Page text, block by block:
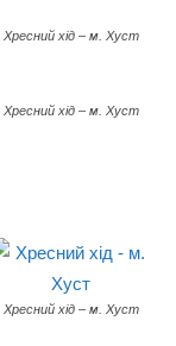
Хресний хід – м. Хуст
Хресний хід – м. Хуст
Хресний хід – м. Хуст